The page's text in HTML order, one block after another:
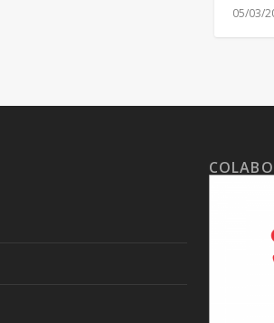
05/03/